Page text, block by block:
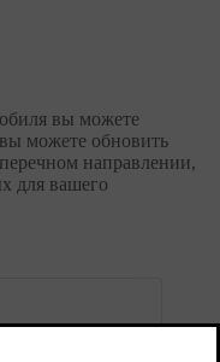
вы можете
можете обновить
направлении,
для вашего